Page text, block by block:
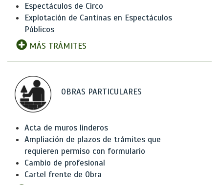
Espectáculos de Circo
Explotación de Cantinas en Espectáculos
Públicos
MÁS TRÁMITES
OBRAS PARTICULARES
Acta de muros linderos
Ampliación de plazos de trámites que
requieren permiso con formulario
Cambio de profesional
Cartel frente de Obra